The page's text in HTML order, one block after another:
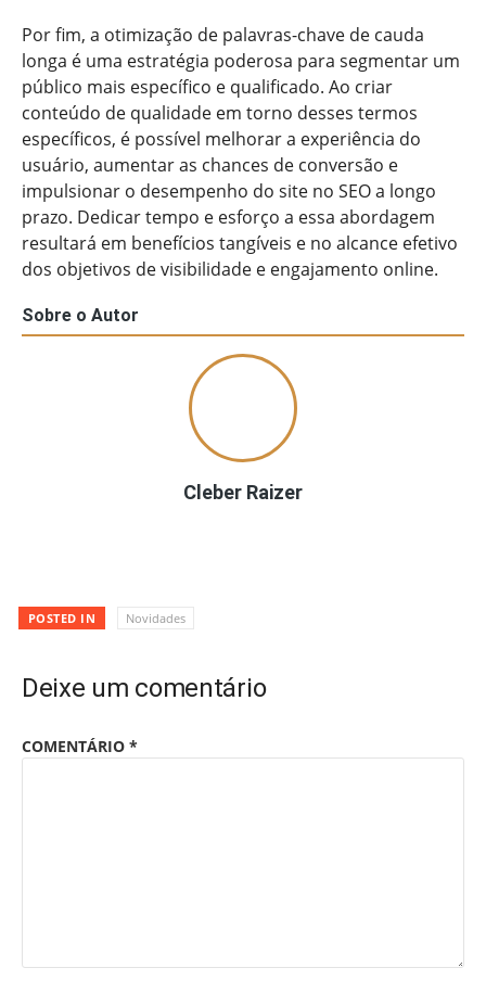
Por fim, a otimização de palavras-chave de cauda
longa é uma estratégia poderosa para segmentar um
público mais específico e qualificado. Ao criar
conteúdo de qualidade em torno desses termos
específicos, é possível melhorar a experiência do
usuário, aumentar as chances de conversão e
impulsionar o desempenho do site no SEO a longo
prazo. Dedicar tempo e esforço a essa abordagem
resultará em benefícios tangíveis e no alcance efetivo
dos objetivos de visibilidade e engajamento online.
Sobre o Autor
Cleber Raizer
POSTED IN Novidades
Deixe um comentário
COMENTÁRIO *